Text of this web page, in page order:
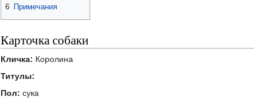
6 Примечания
Карточка собаки
Кличка: Королина
Титулы:
Пол: сука